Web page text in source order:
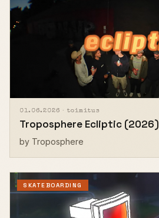
01.06.2026 · toimitus
Troposphere Ecliptic (2026)
by Troposphere
SKATEBOARDING